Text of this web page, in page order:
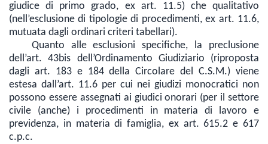
giudice di primo grado, ex art. 11.5) che qualitativo
(nell’esclusione di tipologie di procedimenti, ex art. 11.6,
mutuata dagli ordinari criteri tabellari).
Quanto alle esclusioni specifiche, la preclusione
dell’art. 43bis dell’Ordinamento Giudiziario (riproposta
dagli art. 183 e 184 della Circolare del C.S.M.) viene
estesa dall’art. 11.6 per cui nei giudizi monocratici non
possono essere assegnati ai giudici onorari (per il settore
civile (anche) i procedimenti in materia di lavoro e
previdenza, in materia di famiglia, ex art. 615.2 e 617
c.p.c.